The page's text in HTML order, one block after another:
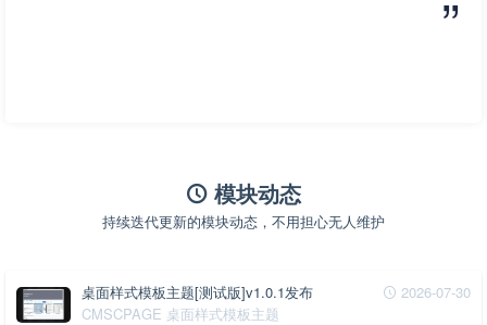
模块动态
持续迭代更新的模块动态，不用担心无人维护
2026-07-30
桌面样式模板主题[测试版]v1.0.1发布
CMSCPAGE 桌面样式模板主题